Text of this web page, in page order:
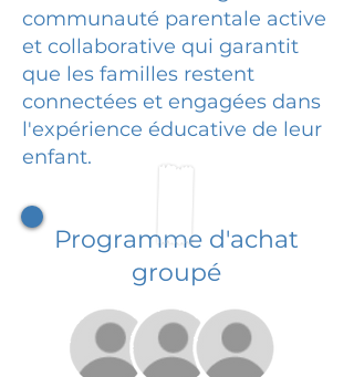
communauté parentale active
et collaborative qui garantit
que les familles restent
connectées et engagées dans
l'expérience éducative de leur
enfant.
Programme d'achat
groupé